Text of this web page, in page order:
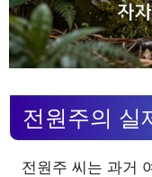
전원주의 실
전원주 씨는 과거